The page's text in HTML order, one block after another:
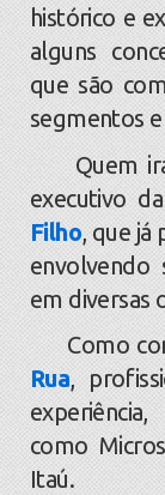
histórico e
alguns
que são
segmentos
Quem irá
executivo
Filho , que
envolvendo
em diversas
Como
Rua,
como
Itaú.